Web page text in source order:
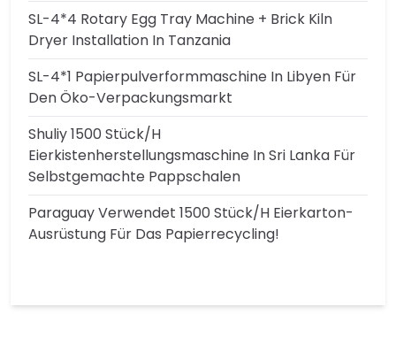
SL-4*4 Rotary Egg Tray Machine + Brick Kiln
Dryer Installation In Tanzania
SL-4*1 Papierpulverformmaschine In Libyen Für
Den Öko-Verpackungsmarkt
Shuliy 1500 Stück/h
Eierkistenherstellungsmaschine In Sri Lanka Für
Selbstgemachte Pappschalen
Paraguay Verwendet 1500 Stück/h Eierkarton-
Ausrüstung Für Das Papierrecycling!